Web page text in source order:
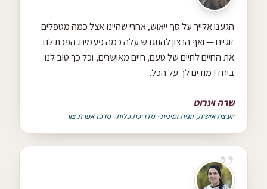
הגענו אלייך על סף ייאוש, אחרי שהיינו אצל כמה מטפלים
זוגיים — ואף הרצון להתגרש עלה כמה פעמים. הפכת לנו
את החיים לחיים של טעם, חיים מאושרים, וכל כך טוב לנו
ביחד! מודים לך על הכל.
שרה וינרוט
יועצת אישית, זוגית ומינית · מדריכת כלות · מרכז אפרת צור